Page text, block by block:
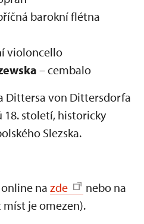
barokní flétna
violoncello
– cembalo
Dittersa von Dittersdorfa
18. století, historicky
Slezska.
na zde
nebo na
je omezen).